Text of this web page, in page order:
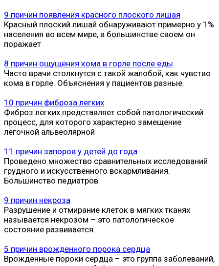
9 причин появления красного плоского лишая
Красный плоский лишай обнаруживают примерно у 1%
населения во всем мире, в большинстве своем он
поражает
8 причин ощущения кома в горле после еды
Часто врачи столкнутся с такой жалобой, как чувство
кома в горле. Объяснения у пациентов разные.
10 причин фиброза легких
Фиброз легких представляет собой патологический
процесс, для которого характерно замещение
легочной альвеолярной
11 причин запоров у детей до года
Проведено множество сравнительных исследований
грудного и искусственного вскармливания.
Большинство педиатров
9 причин некроза
Разрушение и отмирание клеток в мягких тканях
называется некрозом – это патологическое
состояние развивается
5 причин врожденного порока сердца
Врожденные пороки сердца – это группа заболеваний,